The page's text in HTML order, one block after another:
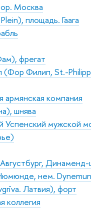
Москва
площадь. Гаага
фрегат
Филип, St.-
армянская компания
шнява
Успенский мужской
Динаменд-
нем.
Латвия), форт
коллегия